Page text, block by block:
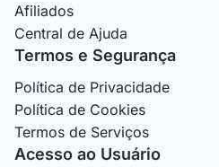
Afiliados
Central de Ajuda
Termos e Segurança
Política de Privacidade
Política de Cookies
Termos de Serviços
Acesso ao Usuário